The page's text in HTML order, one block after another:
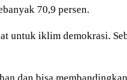
70,9 persen.
untuk iklim demokrasi.